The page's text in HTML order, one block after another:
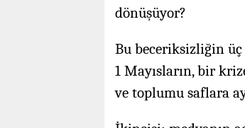
dönüşüyor?
Bu beceriksizliğin
1 Mayısların, bir
ve toplumu saflara